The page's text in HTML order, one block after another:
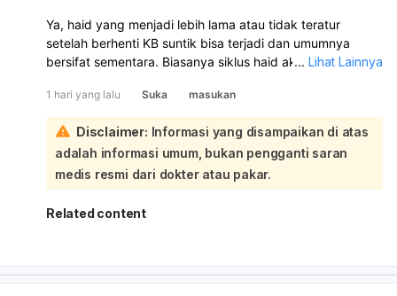
Ya, haid yang menjadi lebih lama atau tidak teratur
setelah berhenti KB suntik bisa terjadi dan umumnya
bersifat sementara. Biasanya siklus haid akan kembali
Untuk membantu haid lebih lancar, Anda bisa menjaga
berat badan ideal, rutin olahraga, makan bergizi,
mengontrol stres, dan tidur cukup. Bila perlu, periksa ke
dokter untuk memastikan tidak ada penyebab lain seperti
gangguan hormon, PCOS, tiroid, atau miom. Karena Anda
sudah sampai 16 hari haid tidak berhenti, sebaiknya
periksa ke dokter kandungan/penyakit dalam, apalagi
... Lihat Lainnya
1 hari yang lalu Suka masukan
Disclaimer: Informasi yang disampaikan di atas
adalah informasi umum, bukan pengganti saran
medis resmi dari dokter atau pakar.
Related content